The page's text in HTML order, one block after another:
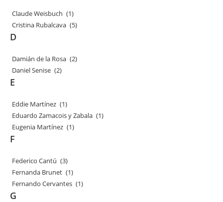
Claude Weisbuch (1)
Cristina Rubalcava (5)
D
Damián de la Rosa (2)
Daniel Senise (2)
E
Eddie Martínez (1)
Eduardo Zamacois y Zabala (1)
Eugenia Martínez (1)
F
Federico Cantú (3)
Fernanda Brunet (1)
Fernando Cervantes (1)
G